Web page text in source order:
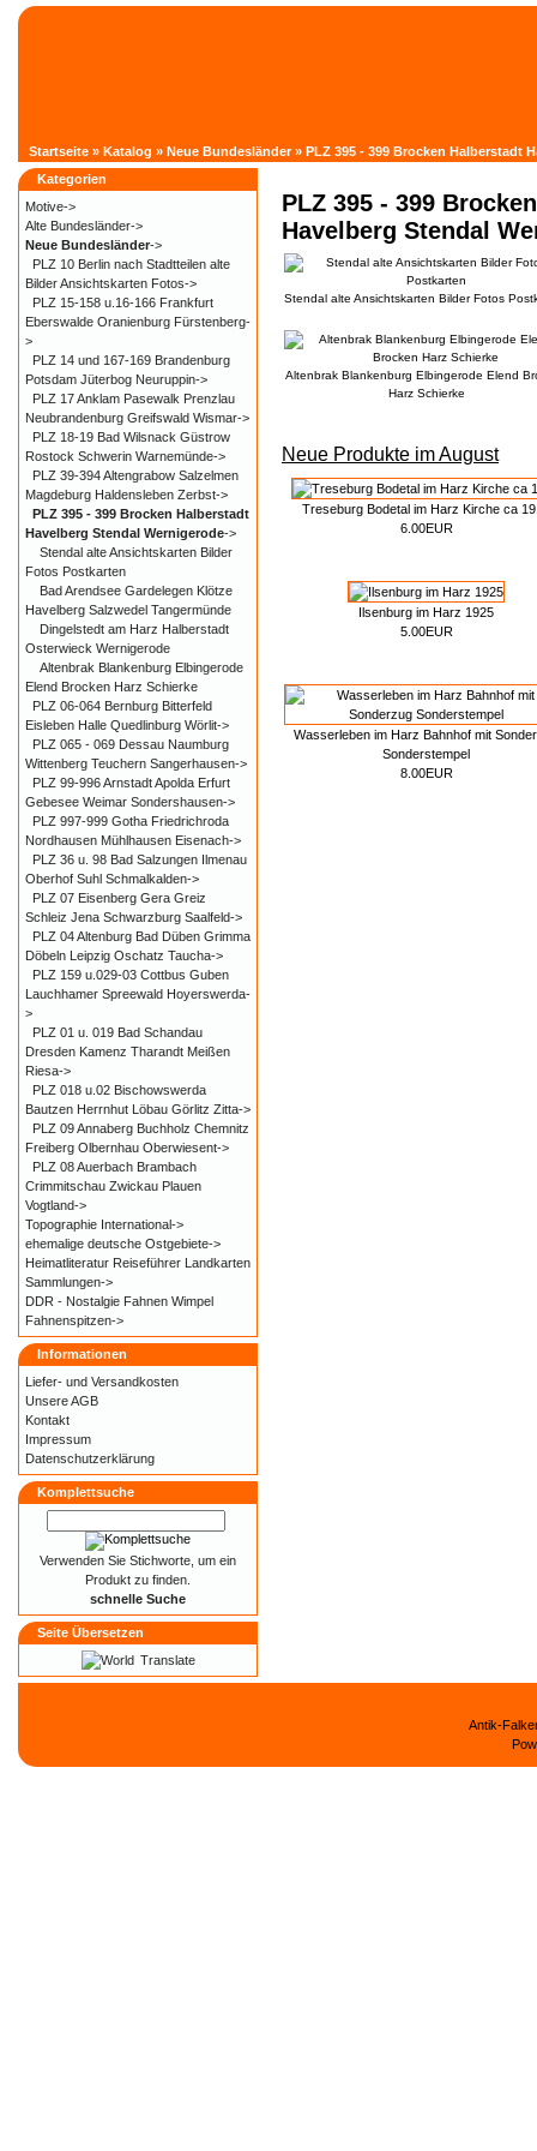
Startseite » Katalog » Neue Bundesländer» PLZ 395 - 399 Brocken Halberstadt
PLZ 395 - 399
Havelberg Stendal
Stendal alte Ansichtskarten Bilder Fotos
Altenbrak Blankenburg Elbingerode Elend
Harz Schierke
Neue Produkte im August
Treseburg Bodetal im Harz Kirche ca
6.00EUR
Ilsenburg im Harz 1925
5.00EUR
Wasserleben im Harz Bahnhof mit
Sonderstempel
8.00EUR
Kategorien
Motive->
Alte Bundesländer->
Neue Bundesländer->
PLZ 10 Berlin nach Stadtteilen alte
Bilder Ansichtskarten Fotos->
PLZ 15-158 u.16-166 Frankfurt
Eberswalde Oranienburg Fürstenberg-
>
PLZ 14 und 167-169 Brandenburg
Potsdam Jüterbog Neuruppin->
PLZ 17 Anklam Pasewalk Prenzlau
Neubrandenburg Greifswald Wismar->
PLZ 18-19 Bad Wilsnack Güstrow
Rostock Schwerin Warnemünde->
PLZ 39-394 Altengrabow Salzelmen
Magdeburg Haldensleben Zerbst->
PLZ 395 - 399 Brocken Halberstadt
Havelberg Stendal Wernigerode->
Stendal alte Ansichtskarten Bilder
Fotos Postkarten
Bad Arendsee Gardelegen Klötze
Havelberg Salzwedel Tangermünde
Dingelstedt am Harz Halberstadt
Osterwieck Wernigerode
Altenbrak Blankenburg Elbingerode
Elend Brocken Harz Schierke
PLZ 06-064 Bernburg Bitterfeld
Eisleben Halle Quedlinburg Wörlit->
PLZ 065 - 069 Dessau Naumburg
Wittenberg Teuchern Sangerhausen->
PLZ 99-996 Arnstadt Apolda Erfurt
Gebesee Weimar Sondershausen->
PLZ 997-999 Gotha Friedrichroda
Nordhausen Mühlhausen Eisenach->
PLZ 36 u. 98 Bad Salzungen Ilmenau
Oberhof Suhl Schmalkalden->
PLZ 07 Eisenberg Gera Greiz
Schleiz Jena Schwarzburg Saalfeld->
PLZ 04 Altenburg Bad Düben Grimma
Döbeln Leipzig Oschatz Taucha->
PLZ 159 u.029-03 Cottbus Guben
Lauchhamer Spreewald Hoyerswerda-
>
PLZ 01 u. 019 Bad Schandau
Dresden Kamenz Tharandt Meißen
Riesa->
PLZ 018 u.02 Bischowswerda
Bautzen Herrnhut Löbau Görlitz Zitta->
PLZ 09 Annaberg Buchholz Chemnitz
Freiberg Olbernhau Oberwiesent->
PLZ 08 Auerbach Brambach
Crimmitschau Zwickau Plauen
Vogtland->
Topographie International->
ehemalige deutsche Ostgebiete->
Heimatliteratur Reiseführer Landkarten
Sammlungen->
DDR - Nostalgie Fahnen Wimpel
Fahnenspitzen->
Informationen
Liefer- und Versandkosten
Unsere AGB
Kontakt
Impressum
Datenschutzerklärung
Komplettsuche
Verwenden Sie Stichworte, um ein
Produkt zu finden.
schnelle Suche
Seite Übersetzen
Translate
Antik-